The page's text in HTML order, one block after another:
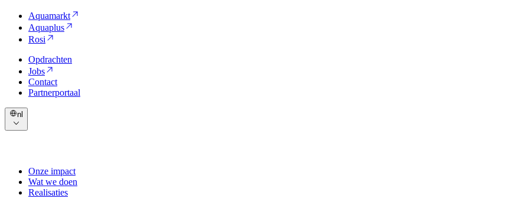
Aquamarkt
Aquaplus
Rosi
Opdrachten
Jobs
Contact
Partnerportaal
nl
Onze impact
Wat we doen
Realisaties